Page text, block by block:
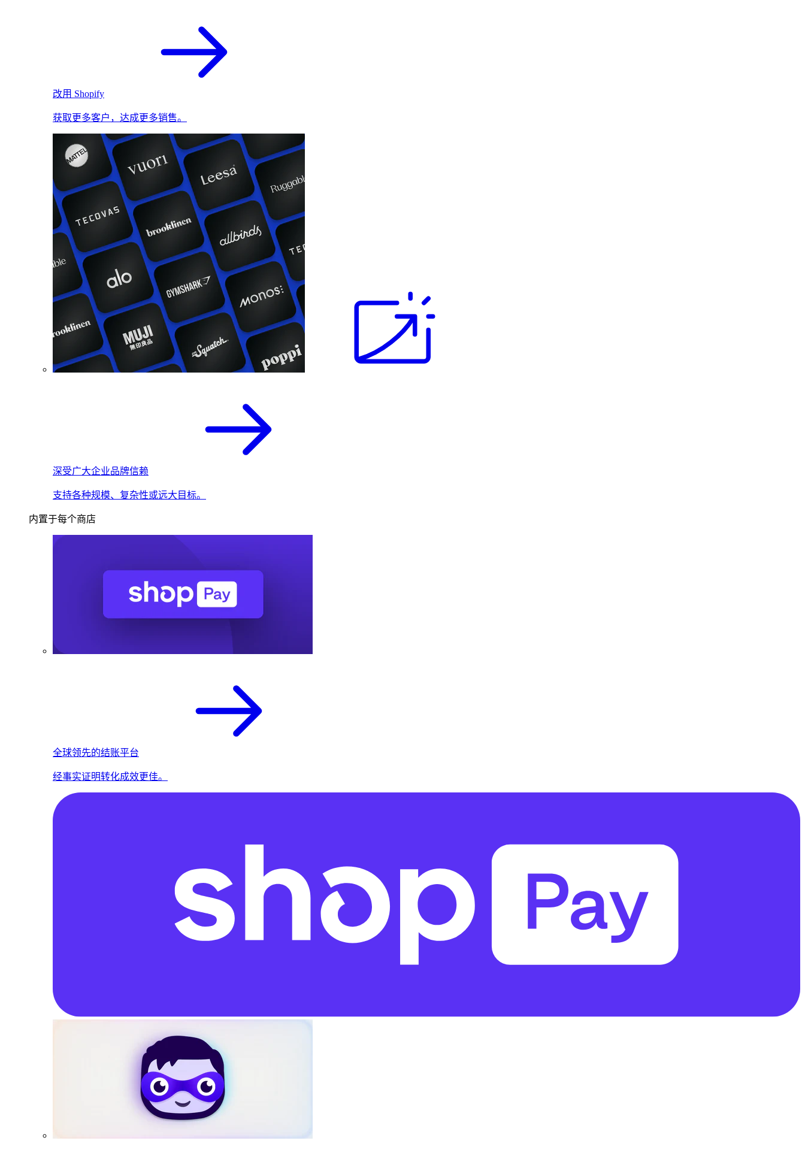
改用 Shopify
获取更多客户，达成更多销售。
深受广大企业品牌信赖
支持各种规模、复杂性或远大目标。
内置于每个商店
全球领先的结账平台
经事实证明转化成效更佳。